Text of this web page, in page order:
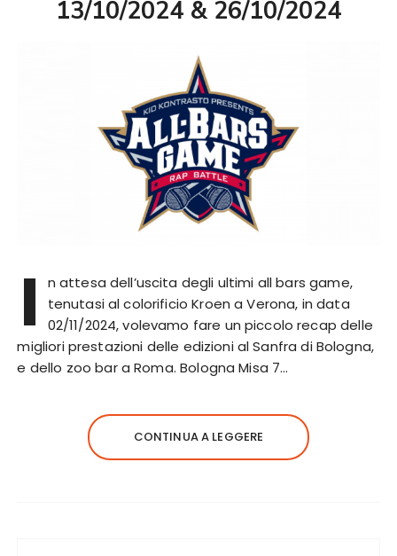
13/10/2024 & 26/10/2024
I
n attesa dell’uscita degli ultimi all bars game,
tenutasi al colorificio Kroen a Verona, in data
02/11/2024, volevamo fare un piccolo recap delle
migliori prestazioni delle edizioni al Sanfra di Bologna,
e dello zoo bar a Roma. Bologna Misa 7…
CONTINUA A LEGGERE